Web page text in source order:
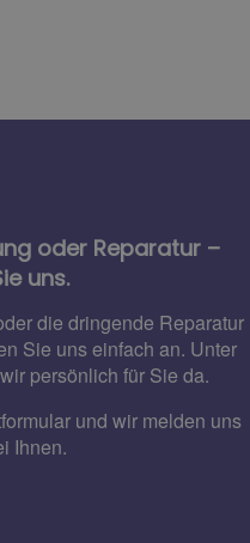
oder Reparatur –
uns.
die dringende Reparatur
Sie uns einfach an. Unter
persönlich für Sie da.
und wir melden uns
Ihnen.